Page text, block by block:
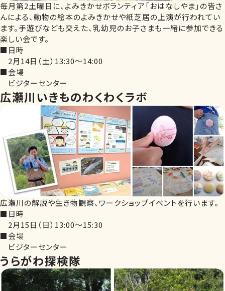
毎月第2土曜日に、よみきかせボランティア「おはなしやま」の皆さ
んによる、動物の絵本のよみきかせや紙芝居の上演が行われてい
ます。手遊びなども交えた、乳幼児のお子さまも一緒に参加できる
楽しい会です。
■日時
2月14日（土）13:30～14:00
■会場
ビジターセンター
広瀬川いきものわくわくラボ
広瀬川の解説や生き物観察、ワークショップイベントを行います。
■日時
2月15日（日）13:00～15:30
■会場
ビジターセンター
うらがわ探検隊